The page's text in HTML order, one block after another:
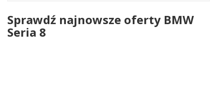
Sprawdź najnowsze oferty BMW
Seria 8